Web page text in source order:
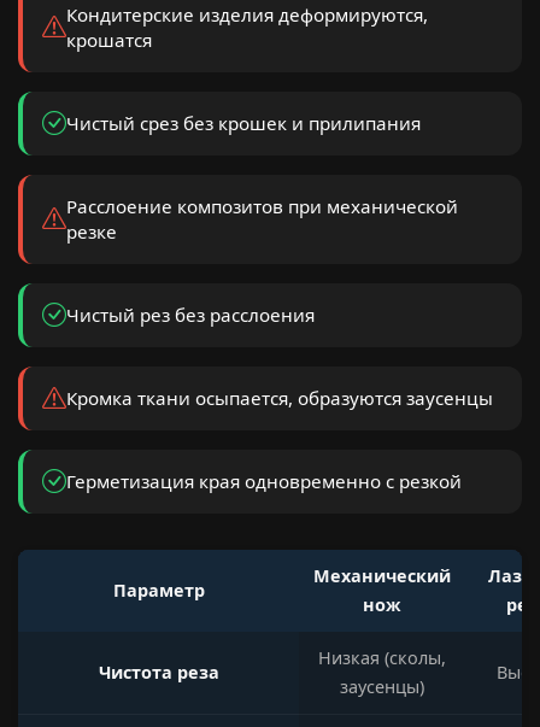
Кондитерские изделия деформируются,
крошатся
Чистый срез без крошек и прилипания
Расслоение композитов при механической
резке
Чистый рез без расслоения
Кромка ткани осыпается, образуются заусенцы
Герметизация края одновременно с резкой
Параметр
Механический
нож
Чистота реза
Низкая (сколы,
заусенцы)